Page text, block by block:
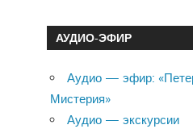
АУДИО-ЭФИР
Аудио — эфир:
Мистерия»
Аудио — экскурсии